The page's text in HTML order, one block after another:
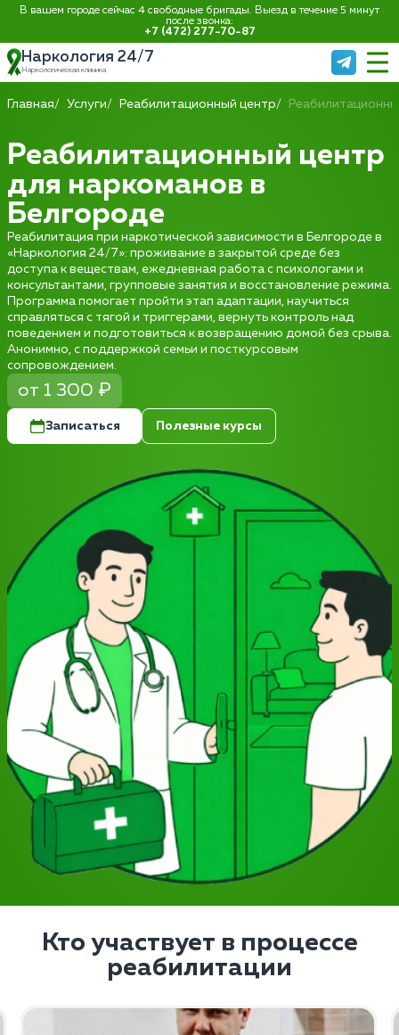
В вашем городе сейчас 4 свободные бригады. Выезд в течение 5 минут
после звонка:
+7 (472) 277-70-87
Наркология 24/7
Наркологическая клиника
Главная Услуги Реабилитационный центр
Реабилитационный центр
для наркоманов в
Белгороде
Реабилитация при наркотической зависимости в Белгороде в
«Наркология 24/7»: проживание в закрытой среде без
доступа к веществам, ежедневная работа с психологами и
консультантами, групповые занятия и восстановление режима.
Программа помогает пройти этап адаптации, научиться
справляться с тягой и триггерами, вернуть контроль над
поведением и подготовиться к возвращению домой без срыва.
Анонимно, с поддержкой семьи и посткурсовым
сопровождением.
от 1 300 ₽
Записаться Полезные курсы
Кто участвует в процессе
реабилитации